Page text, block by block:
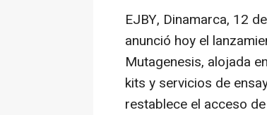
EJBY, Dinamarca, 12
anunció hoy el
Mutagenesis, alojada
kits y servicios de
restablece el acceso